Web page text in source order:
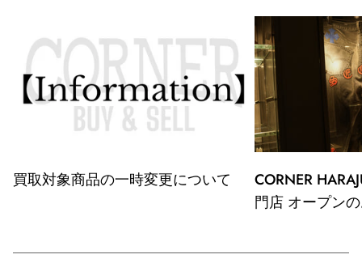
買取対象商品の一時変更について
CORNER
門店 オープン